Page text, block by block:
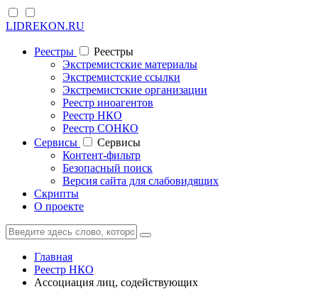
LIDREKON.RU
Реестры
Реестры
Экстремистские материалы
Экстремистские ссылки
Экстремистские организации
Реестр иноагентов
Реестр НКО
Реестр СОНКО
Cервисы
Cервисы
Контент-фильтр
Безопасный поиск
Версия сайта для слабовидящих
Скрипты
О проекте
Главная
Реестр НКО
Ассоциация лиц, содействующих